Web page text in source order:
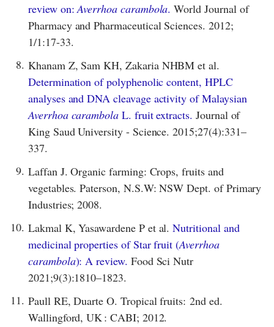
review on:Averrhoa carambola. World Journal of
Pharmacy and Pharmaceutical Sciences. 2012;
1/1:17-33.
8. Khanam Z, Sam KH, Zakaria NHBM et al.
Determination of polyphenolic content, HPLC
analyses and DNA cleavage activity of Malaysian
Averrhoa carambola L. fruit extracts. Journal of
King Saud University - Science. 2015;27(4):331–
337.
9. Laffan J. Organic farming: Crops, fruits and
vegetables. Paterson, N.S.W: NSW Dept. of Primary
Industries; 2008.
10. Lakmal K, Yasawardene P et al.Nutritional and
medicinal properties of Star fruit (Averrhoa
carambola): A review. Food Sci Nutr
2021;9(3):1810–1823.
11. Paull RE, Duarte O. Tropical fruits: 2nd ed.
Wallingford, UK : CABI; 2012.